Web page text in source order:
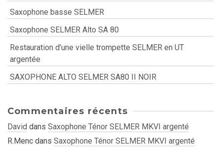
Saxophone basse SELMER
Saxophone SELMER Alto SA 80
Restauration d’une vielle trompette SELMER en UT
argentée
SAXOPHONE ALTO SELMER SA80 II NOIR
Commentaires récents
David dans Saxophone Ténor SELMER MKVI argenté
R.Menc dans Saxophone Ténor SELMER MKVI argenté